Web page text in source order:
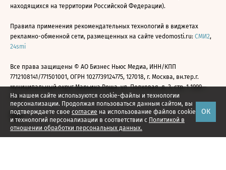
На нашем сайте используются cookie-файлы и технологии
персонализации. Продолжая пользоваться данным сайтом, вы
подтверждаете свое согласие на использование файлов cookie
и технологий персонализации в соответствии с Политикой в
отношении обработки персональных данных.
ОК
находящихся на территории Российской Федерации).
Правила применения рекомендательных технологий в виджетах
рекламно-обменной сети, размещенных на сайте vedomosti.ru: СМИ2,
24smi
Все права защищены © АО Бизнес Ньюс Медиа, ИНН/КПП
7712108141/771501001, ОГРН 1027739124775, 127018, г. Москва, вн.тер.г.
муниципальный округ Марьина Роща, ул. Полковая, д. 3, стр. 1 1999—
2026